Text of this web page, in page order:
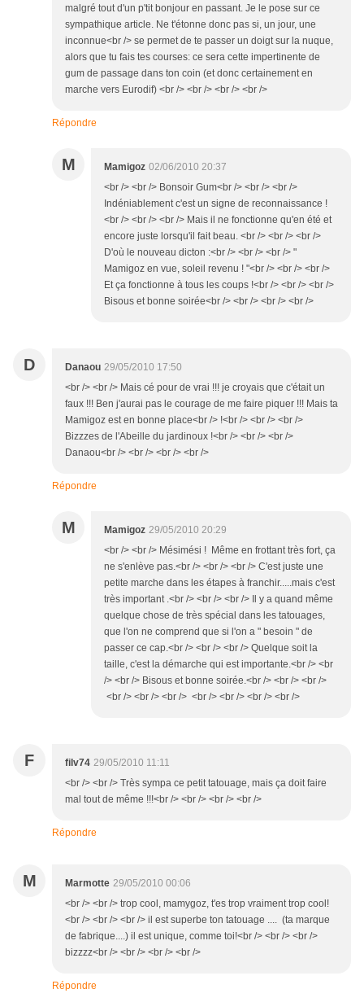
malgré tout d'un p'tit bonjour en passant. Je le pose sur ce
sympathique article. Ne t'étonne donc pas si, un jour, une
inconnue<br /> se permet de te passer un doigt sur la nuque,
alors que tu fais tes courses: ce sera cette impertinente de
gum de passage dans ton coin (et donc certainement en
marche vers Eurodif) <br /> <br /> <br /> <br />
Répondre
M Mamigoz 02/06/2010 20:37
<br /> <br /> Bonsoir Gum<br /> <br /> <br />
Indéniablement c'est un signe de reconnaissance !
<br /> <br /> <br /> Mais il ne fonctionne qu'en été et
encore juste lorsqu'il fait beau. <br /> <br /> <br />
D'où le nouveau dicton :<br /> <br /> <br /> "
Mamigoz en vue, soleil revenu ! "<br /> <br /> <br />
Et ça fonctionne à tous les coups !<br /> <br /> <br />
Bisous et bonne soirée<br /> <br /> <br /> <br />
D Danaou 29/05/2010 17:50
<br /> <br /> Mais cé pour de vrai !!! je croyais que c'était un
faux !!! Ben j'aurai pas le courage de me faire piquer !!! Mais ta
Mamigoz est en bonne place<br /> !<br /> <br /> <br />
Bizzzes de l'Abeille du jardinoux !<br /> <br /> <br />
Danaou<br /> <br /> <br /> <br />
Répondre
M Mamigoz 29/05/2010 20:29
<br /> <br /> Mésimési ! Même en frottant très fort, ça
ne s'enlève pas.<br /> <br /> <br /> C'est juste une
petite marche dans les étapes à franchir.....mais c'est
très important .<br /> <br /> <br /> Il y a quand même
quelque chose de très spécial dans les tatouages,
que l'on ne comprend que si l'on a " besoin " de
passer ce cap.<br /> <br /> <br /> Quelque soit la
taille, c'est la démarche qui est importante.<br /> <br
/> <br /> Bisous et bonne soirée.<br /> <br /> <br />
<br /> <br /> <br /> <br /> <br /> <br /> <br />
F filv74 29/05/2010 11:11
<br /> <br /> Très sympa ce petit tatouage, mais ça doit faire
mal tout de même !!!<br /> <br /> <br /> <br />
Répondre
M Marmotte 29/05/2010 00:06
<br /> <br /> trop cool, mamygoz, t'es trop vraiment trop cool!
<br /> <br /> <br /> il est superbe ton tatouage .... (ta marque
de fabrique....) il est unique, comme toi!<br /> <br /> <br />
bizzzz<br /> <br /> <br /> <br />
Répondre